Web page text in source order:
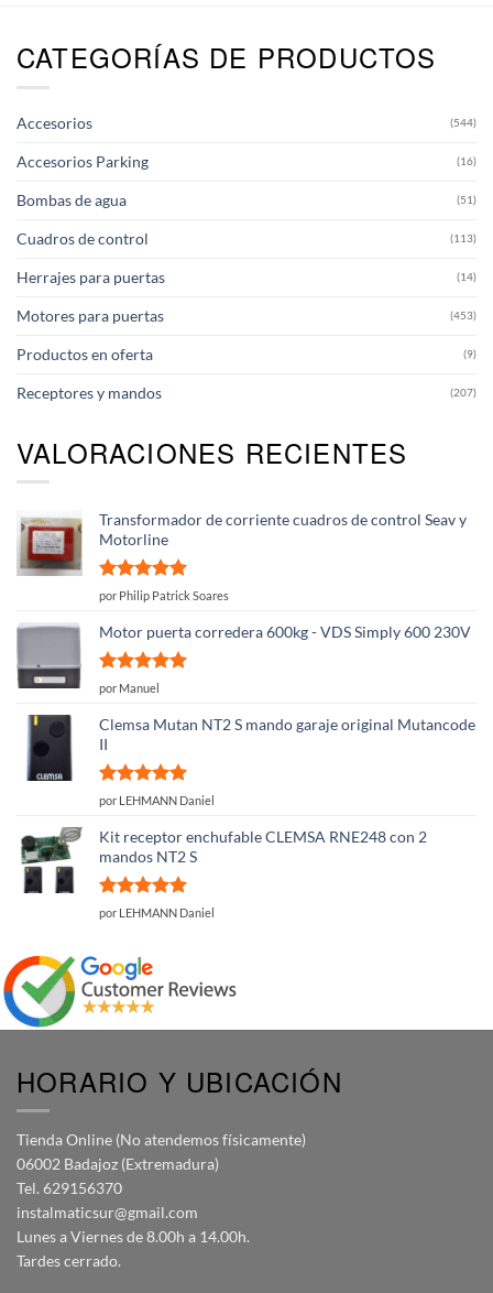
CATEGORÍAS DE PRODUCTOS
Accesorios (544)
Accesorios Parking (16)
Bombas de agua (51)
Cuadros de control (113)
Herrajes para puertas (14)
Motores para puertas (453)
Productos en oferta (9)
Receptores y mandos (207)
VALORACIONES RECIENTES
Transformador de corriente cuadros de control Seav y
Motorline
Valorado
por Philip Patrick Soares
Motor puerta corredera 600kg - VDS Simply 600 230V
Valorado
por Manuel
Clemsa Mutan NT2 S mando garaje original Mutancode
II
Valorado
por LEHMANN Daniel
Kit receptor enchufable CLEMSA RNE248 con 2
mandos NT2 S
Valorado
por LEHMANN Daniel
HORARIO Y UBICACIÓN
Tienda Online (No atendemos físicamente)
06002 Badajoz (Extremadura)
Tel. 629156370
instalmaticsur@gmail.com
Lunes a Viernes de 8.00h a 14.00h.
Tardes cerrado.